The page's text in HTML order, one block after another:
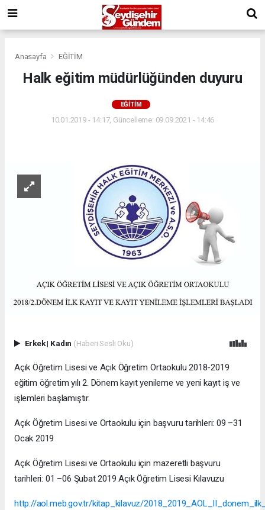
Anasayfa EĞİTİM
Halk eğitim müdürlüğünden duyuru
EĞİTİM
10.01.2019 - 14:17, Güncelleme: 09.09.2021 - 14:46
Erkek| Kadın (Haberi Sesli Oku)
Açık Öğretim Lisesi ve Açık Öğretim Ortaokulu 2018-2019
eğitim öğretim yılı 2. Dönem kayıt yenileme ve yeni kayıt iş ve
işlemleri başlamıştır.
Açık Öğretim Lisesi ve Ortaokulu için başvuru tarihleri: 09 –31
Ocak 2019
Açık Öğretim Lisesi ve Ortaokulu için mazeretli başvuru
tarihleri: 01 –06 Şubat 2019 Açık Öğretim Lisesi Kılavuzu
http://aol.meb.gov.tr/kitap_kilavuz/